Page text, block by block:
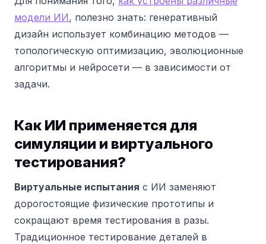
модели ИИ, полезно знать: генеративный
дизайн использует комбинацию методов —
топологическую оптимизацию, эволюционные
алгоритмы и нейросети — в зависимости от
задачи.
Как ИИ применяется для
симуляции и виртуального
тестирования?
Виртуальные испытания с ИИ заменяют
дорогостоящие физические прототипы и
сокращают время тестирования в разы.
Традиционное тестирование деталей в